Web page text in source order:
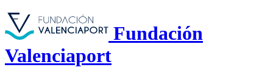
Fundación
Valenciaport